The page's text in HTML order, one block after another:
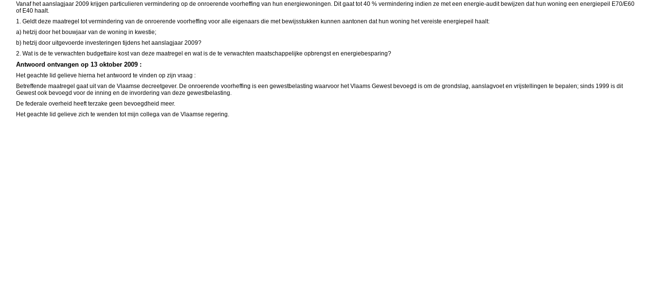
Vanaf het aanslagjaar 2009 krijgen particulieren vermindering op de onroerende voorheffing van hun energiewoningen. Dit gaat tot 40 % vermindering indien ze met een energie-audit bewijzen dat hun woning een energiepeil E70/E60
of E40 haalt.
1. Geldt deze maatregel tot vermindering van de onroerende voorheffing voor alle eigenaars die met bewijsstukken kunnen aantonen dat hun woning het vereiste energiepeil haalt:
a) hetzij door het bouwjaar van de woning in kwestie;
b) hetzij door uitgevoerde investeringen tijdens het aanslagjaar 2009?
2. Wat is de te verwachten budgettaire kost van deze maatregel en wat is de te verwachten maatschappelijke opbrengst en energiebesparing?
Antwoord ontvangen op 13 oktober 2009 :
Het geachte lid gelieve hierna het antwoord te vinden op zijn vraag :
Betreffende maatregel gaat uit van de Vlaamse decreetgever. De onroerende voorheffing is een gewestbelasting waarvoor het Vlaams Gewest bevoegd is om de grondslag, aanslagvoet en vrijstellingen te bepalen; sinds 1999 is dit
Gewest ook bevoegd voor de inning en de invordering van deze gewestbelasting.
De federale overheid heeft terzake geen bevoegdheid meer.
Het geachte lid gelieve zich te wenden tot mijn collega van de Vlaamse regering.